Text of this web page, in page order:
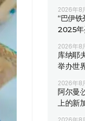
2026年8
“巴伊
2025年
2026年8
库纳耶
举办世
2026年8
阿尔曼
上的新